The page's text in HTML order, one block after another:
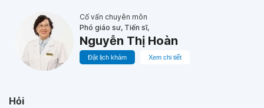
Cố vấn chuyên môn
Phó giáo sư, Tiến sĩ,
Nguyễn Thị Hoàn
Đặt lịch khám Xem chi tiết
Hỏi